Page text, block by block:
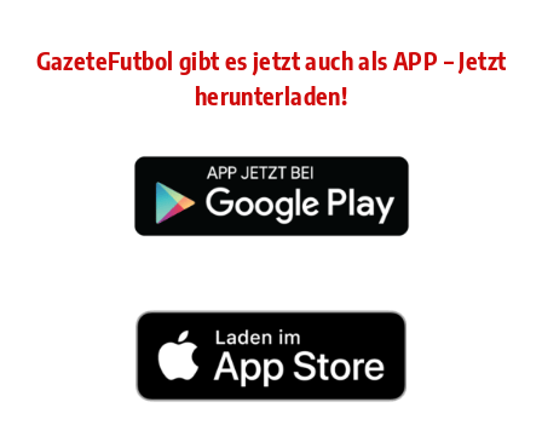
GazeteFutbol gibt es jetzt auch als APP – Jetzt
herunterladen!